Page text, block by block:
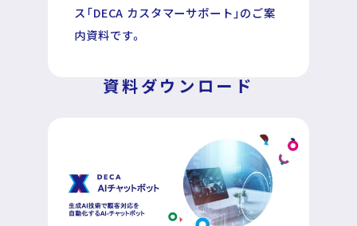
ス「DECA カスタマーサポート」のご案
内資料です。
資料ダウンロード